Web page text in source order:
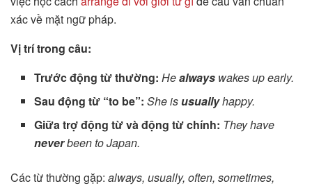
xác về mặt ngữ pháp.
Vị trí trong câu:
Trước động từ thường: Healways wakes up early.
Sau động từ “to be”: She isusuallyhappy.
Giữa trợ động từ và động từ chính: They have
neverbeen to Japan.
Các từ thường gặp: always, usually, often, sometimes,